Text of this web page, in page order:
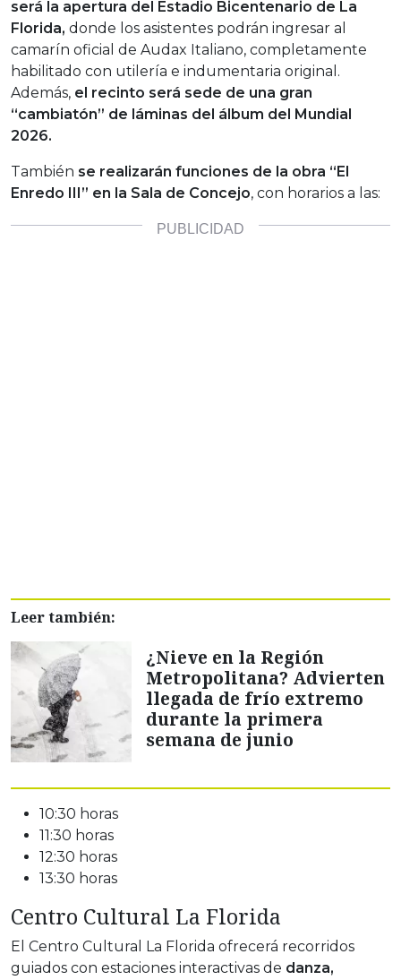
será la apertura del Estadio Bicentenario de La
Florida, donde los asistentes podrán ingresar al
camarín oficial de Audax Italiano, completamente
habilitado con utilería e indumentaria original.
Además, el recinto será sede de una gran
“cambiatón” de láminas del álbum del Mundial
2026.
También se realizarán funciones de la obra “El
Enredo III” en la Sala de Concejo, con horarios a las:
Leer también:
¿Nieve en la Región
Metropolitana? Advierten
llegada de frío extremo
durante la primera
semana de junio
10:30 horas
11:30 horas
12:30 horas
13:30 horas
Centro Cultural La Florida
El Centro Cultural La Florida ofrecerá recorridos
guiados con estaciones interactivas de danza,